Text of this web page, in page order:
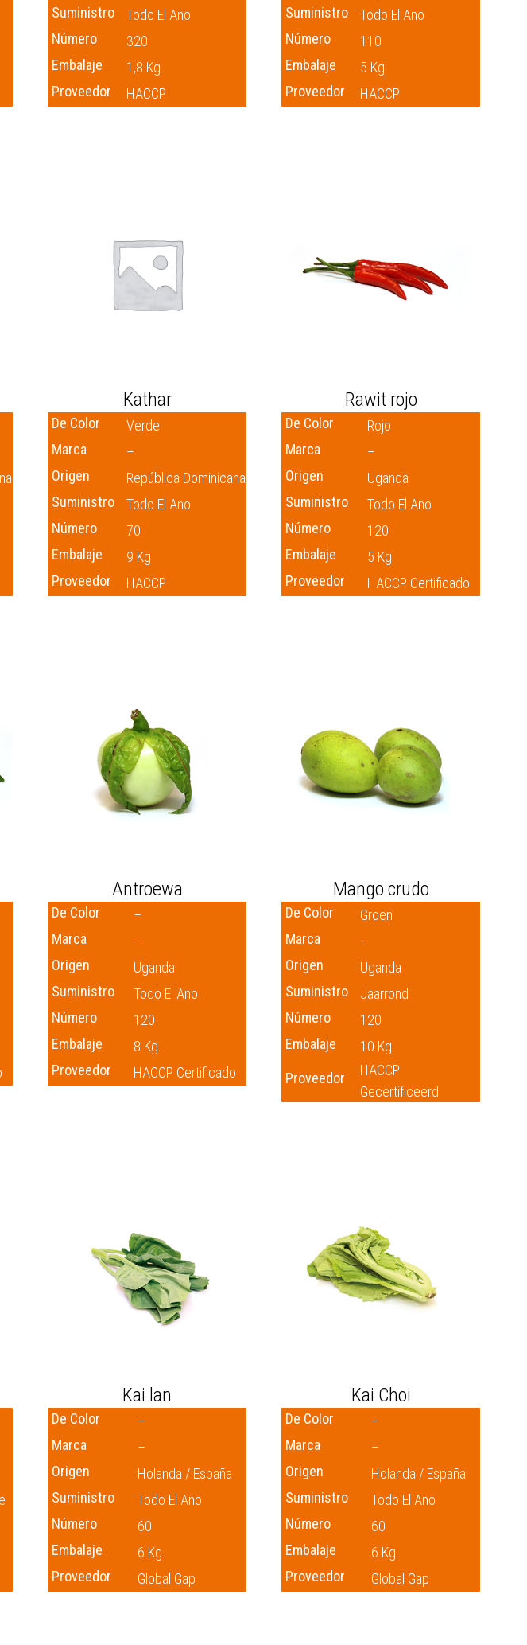
Suministro
Todo El Ano
Número
320
Embalaje
1,8 Kg
Proveedor
HACCP
Suministro
Todo El Ano
Número
110
Embalaje
5 Kg
Proveedor
HACCP
Kathar
De Color
Verde
Marca
–
Origen
República Dominicana
Suministro
Todo El Ano
Número
70
Embalaje
9 Kg
Proveedor
HACCP
Rawit rojo
De Color
Rojo
Marca
–
Origen
Uganda
Suministro
Todo El Ano
Número
120
Embalaje
5 Kg.
Proveedor
HACCP Certificado
Antroewa
De Color
–
Marca
–
Origen
Uganda
Suministro
Todo El Ano
Número
120
Embalaje
8 Kg.
Proveedor
HACCP Certificado
Mango crudo
De Color
Groen
Marca
–
Origen
Uganda
Suministro
Jaarrond
Número
120
Embalaje
10 Kg.
Proveedor
HACCP
Gecertificeerd
Kai lan
De Color
–
Marca
–
Origen
Holanda / España
Suministro
Todo El Ano
Número
60
Embalaje
6 Kg.
Proveedor
Global Gap
Kai Choi
De Color
–
Marca
–
Origen
Holanda / España
Suministro
Todo El Ano
Número
60
Embalaje
6 Kg.
Proveedor
Global Gap